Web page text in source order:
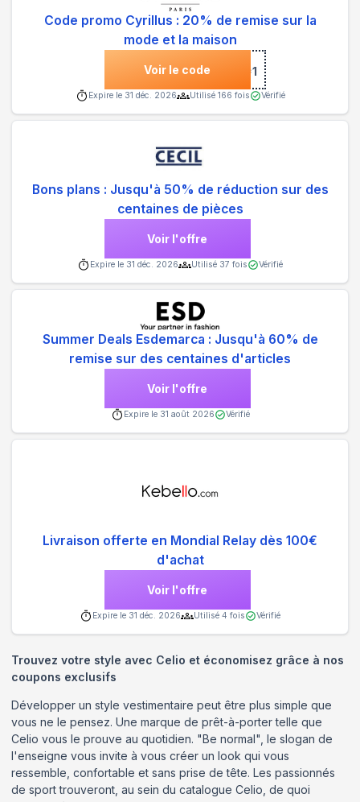
Code promo Cyrillus : 20% de remise sur la
mode et la maison
Voir le code ***1
Expire le 31 déc. 2026 Utilisé 166 fois Vérifié
Bons plans : Jusqu'à 50% de réduction sur des
centaines de pièces
Voir l'offre
Expire le 31 déc. 2026 Utilisé 37 fois Vérifié
Summer Deals Esdemarca : Jusqu'à 60% de
remise sur des centaines d'articles
Voir l'offre
Expire le 31 août 2026 Vérifié
Livraison offerte en Mondial Relay dès 100€
d'achat
Voir l'offre
Expire le 31 déc. 2026 Utilisé 4 fois Vérifié
Trouvez votre style avec Celio et économisez grâce à nos
coupons exclusifs
Développer un style vestimentaire peut être plus simple que
vous ne le pensez. Une marque de prêt-à-porter telle que
Celio vous le prouve au quotidien. "Be normal", le slogan de
l'enseigne vous invite à vous créer un look qui vous
ressemble, confortable et sans prise de tête. Les passionnés
de sport trouveront, au sein du catalogue Celio, de quoi